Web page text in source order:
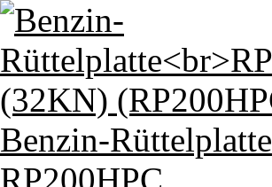
Benzin-Rüttelplatte
RP200HPC